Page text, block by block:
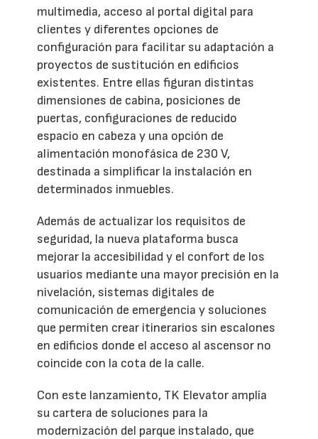
multimedia, acceso al portal digital para
clientes y diferentes opciones de
configuración para facilitar su adaptación a
proyectos de sustitución en edificios
existentes. Entre ellas figuran distintas
dimensiones de cabina, posiciones de
puertas, configuraciones de reducido
espacio en cabeza y una opción de
alimentación monofásica de 230 V,
destinada a simplificar la instalación en
determinados inmuebles.
Además de actualizar los requisitos de
seguridad, la nueva plataforma busca
mejorar la accesibilidad y el confort de los
usuarios mediante una mayor precisión en la
nivelación, sistemas digitales de
comunicación de emergencia y soluciones
que permiten crear itinerarios sin escalones
en edificios donde el acceso al ascensor no
coincide con la cota de la calle.
Con este lanzamiento, TK Elevator amplía
su cartera de soluciones para la
modernización del parque instalado, que